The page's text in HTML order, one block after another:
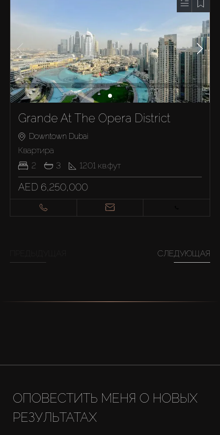
Grande At The Opera District
Downtown Dubai
Квартира
2
3 1201 кв.фут
AED 6,250,000
СЛЕДУЮЩАЯ
ОПОВЕСТИТЬ МЕНЯ О НОВЫХ
РЕЗУЛЬТАТАХ